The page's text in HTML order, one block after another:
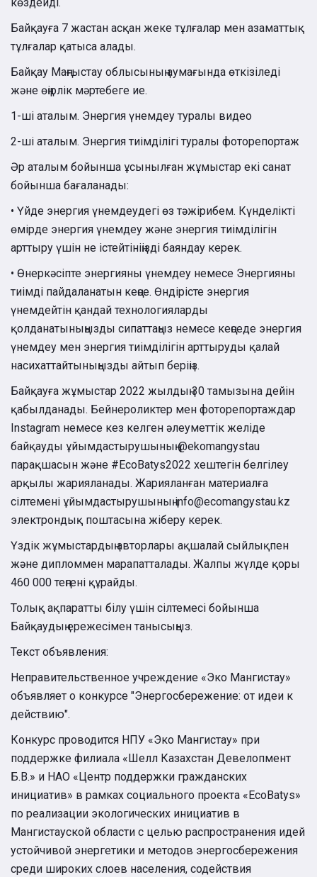
көздейді.
Байқауға 7 жастан асқан жеке тұлғалар мен азаматтық
тұлғалар қатыса алады.
Байқау Маңғыстау облысының аумағында өткізіледі
және өңірлік мәртебеге ие.
1-ші аталым. Энергия үнемдеу туралы видео
2-ші аталым. Энергия тиімділігі туралы фоторепортаж
Әр аталым бойынша ұсынылған жұмыстар екі санат
бойынша бағаланады:
• Үйде энергия үнемдеудегі өз тәжірибем. Күнделікті
өмірде энергия үнемдеу және энергия тиімділігін
арттыру үшін не істейтініңізді баяндау керек.
• Өнеркәсіпте энергияны үнемдеу немесе Энергияны
тиімді пайдаланатын кеңсе. Өндірісте энергия
үнемдейтін қандай технологияларды
қолданатыныңызды сипаттаңыз немесе кеңседе энергия
үнемдеу мен энергия тиімділігін арттыруды қалай
насихаттайтыныңызды айтып беріңіз.
Байқауға жұмыстар 2022 жылдың 30 тамызына дейін
қабылданады. Бейнероликтер мен фоторепортаждар
Instagram немесе кез келген әлеуметтік желіде
байқауды ұйымдастырушының @ekomangystau
парақшасын және #EcoBatys2022 хештегін белгілеу
арқылы жарияланады. Жарияланған материалға
сілтемені ұйымдастырушының info@ecomangystau.kz
электрондық поштасына жіберу керек.
Үздік жұмыстардың авторлары ақшалай сыйлықпен
және дипломмен марапатталады. Жалпы жүлде қоры
460 000 теңгені құрайды.
Толық ақпаратты білу үшін сілтемесі бойынша
Байқаудың ережесімен танысыңыз.
Текст объявления:
Неправительственное учреждение «Эко Мангистау»
объявляет о конкурсе "Энергосбережение: от идеи к
действию".
Конкурс проводится НПУ «Эко Мангистау» при
поддержке филиала «Шелл Казахстан Девелопмент
Б.В.» и НАО «Центр поддержки гражданских
инициатив» в рамках социального проекта «EcoBatys»
по реализации экологических инициатив в
Мангистауской области с целью распространения идей
устойчивой энергетики и методов энергосбережения
среди широких слоев населения, содействия